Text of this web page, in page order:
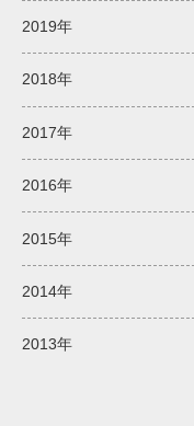
2019年
2018年
2017年
2016年
2015年
2014年
2013年